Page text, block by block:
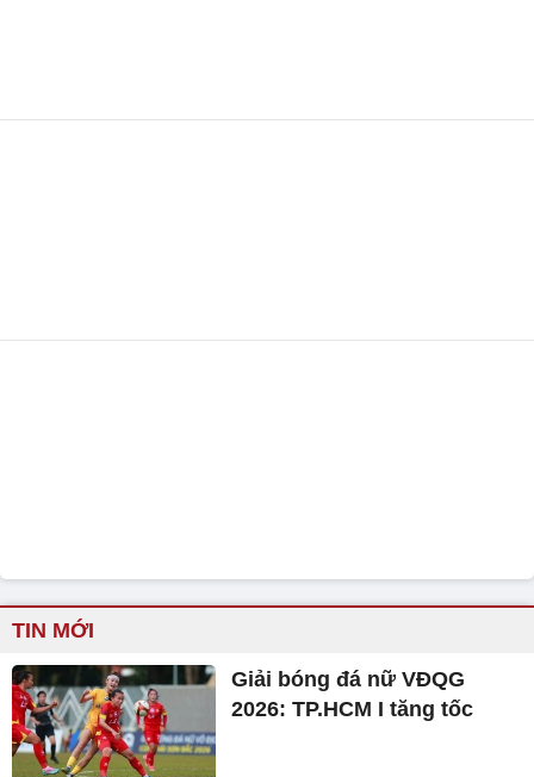
TIN MỚI
Giải bóng đá nữ VĐQG
2026: TP.HCM I tăng tốc